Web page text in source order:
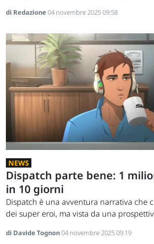
di Redazione04 novembre 2025 09:58
NEWS
Dispatch parte bene: 1
in 10 giorni
Dispatch è una avventura narrativa che
dei super eroi, ma vista da una
di Davide Tognon04 novembre 2025 09:19